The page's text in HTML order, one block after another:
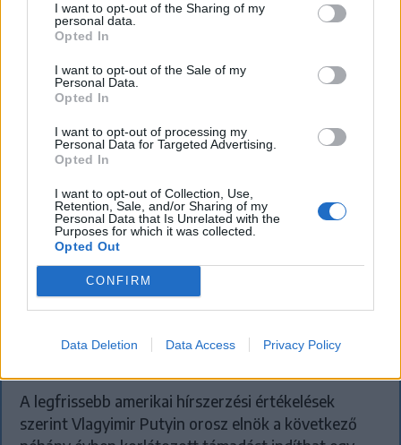
I want to opt-out of the Sharing of my
personal data.
Opted In
I want to opt-out of the Sale of my
Personal Data.
Opted In
I want to opt-out of processing my
Personal Data for Targeted Advertising.
Opted In
I want to opt-out of Collection, Use,
Retention, Sale, and/or Sharing of my
Personal Data that Is Unrelated with the
Purposes for which it was collected.
Opted Out
CONFIRM
Data Deletion Data Access Privacy Policy
Putyin egy NATO-tagállam
megtámadására készül az amerikai
A legfrissebb amerikai hírszerzési értékelések
szerint Vlagyimir Putyin orosz elnök a következő